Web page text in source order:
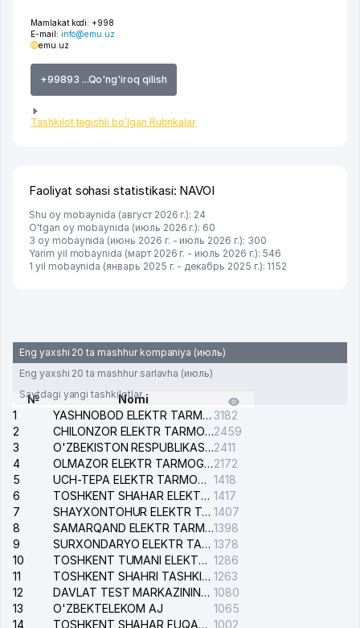
Mamlakat kodi: +998
E-mail: info@emu.uz
emu.uz
+99893 ...Qo'ng'iroq qilish
Tashkilot tegishli bo'lgan Rubrikalar
Faoliyat sohasi statistikasi: NAVOI
Shu oy mobaynida (август 2026 г.): 24
O'tgan oy mobaynida (июль 2026 г.): 60
3 oy mobaynida (июнь 2026 г. - июль 2026 г.): 300
Yarim yil mobaynida (март 2026 г. - июль 2026 г.): 546
1 yil mobaynida (январь 2025 г. - декабрь 2025 г.): 1152
Eng yaxshi 20 ta mashhur kompaniya (июль)
Eng yaxshi 20 ta mashhur sarlavha (июль)
Saytdagi yangi tashkilotlar
№
Nomi
1
YASHNOBOD ELEKTR TARMOG'I NOSOZLIKLARI XIZMATI 3182
2
CHILONZOR ELEKTR TARMOG'I NOSOZLIK XIZMATI2459
3
O'ZBEKISTON RESPUBLIKASI BOSH PROKURATURASI ISHONCH TELEFONI2411
4
OLMAZOR ELEKTR TARMOG'I NOSOZLIKLARI XIZMATI2172
5
UCH-TEPA ELEKTR TARMOG'I NOSOZLIKLARI XIZMATI 1418
6
TOSHKENT SHAHAR ELEKTR TARMOQLARI KORXONASI AJ 1417
7
SHAYXONTOHUR ELEKTR TARMOG'I NOSOZLIKLARINI TUZATISH XIZMATI 1407
8
SAMARQAND ELEKTR TARMOQLARI AJ1398
9
SURXONDARYO ELEKTR TARMOQLARI AJ 1378
10
TOSHKENT TUMANI ELEKTR TARMOG'I AVARIYA XIZMATI 1286
11
TOSHKENT SHAHRI TASHKILOT TELEFONLARI HAQIDA MA'LUMOT BYUROSI 1263
12
DAVLAT TEST MARKAZINING ISHONCH TELEFONLARI 1080
13
O'ZBEKTELEKOM AJ
1065
14
TOSHKENT SHAHAR FUQAROLIK ISHLARI BO'YICHA SUDI 1002